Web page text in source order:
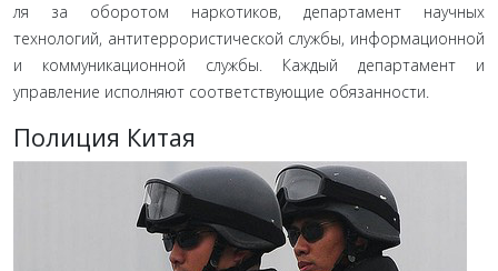
ля за оборотом наркотиков, департамент научных
технологий, антитеррористической службы, информационной
и комму­никационной службы. Каждый департамент и
управление ис­полняют соответствующие обязанности.
Полиция Китая